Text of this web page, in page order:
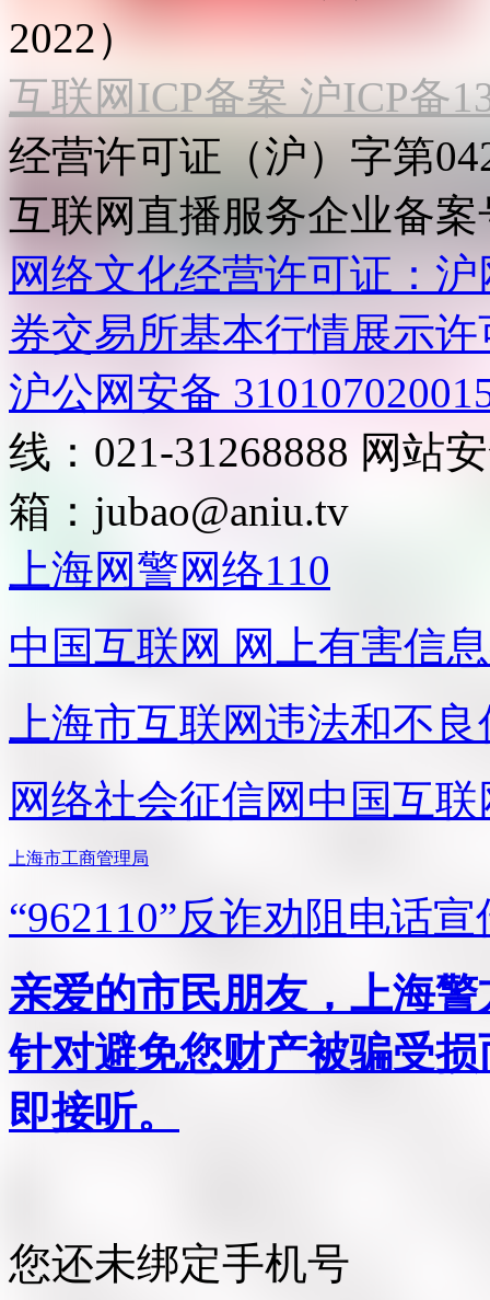
2022）
互联网ICP备案 沪ICP备
经营许可证（沪）字第
互联网直播服务企业备案
网络文化经营许可证：
券交易所基本行情展示许
沪公网安备
线：021-31268888 网站
箱： jubao@aniu.tv
上海网警网络110
中国互联网 网上有害信
上海市互联网违法和不
网络社会征信网 中国互
上海市工商管理局
“962110”反诈劝阻电话宣
亲爱的市民朋友，上海
针对避免您财产被骗受
即接听。
您还未绑定手机号